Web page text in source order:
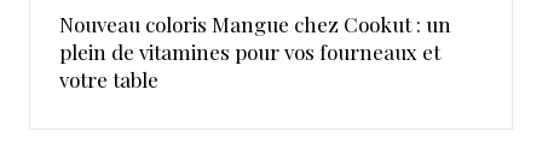
Nouveau coloris Mangue chez Cookut : un
plein de vitamines pour vos fourneaux et
votre table